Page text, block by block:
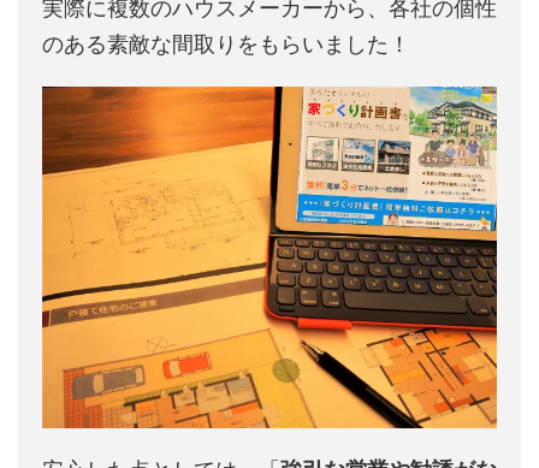
実際に複数のハウスメーカーから、各社の個性
のある素敵な間取りをもらいました！